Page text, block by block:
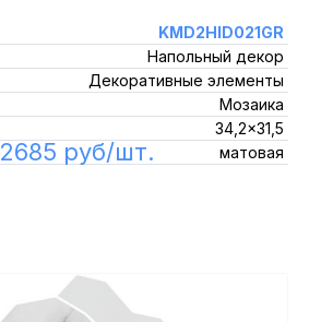
KMD2HID021GR
Напольный декор
Декоративные элементы
Мозаика
34,2x31,5
матовая
2685 руб/шт.